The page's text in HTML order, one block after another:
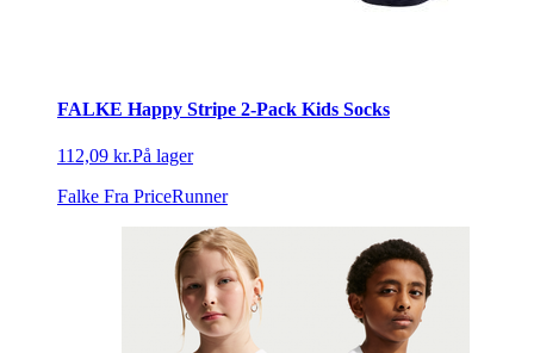
FALKE Happy Stripe 2-Pack Kids Socks
112,09 kr.På lager
Falke Fra PriceRunner